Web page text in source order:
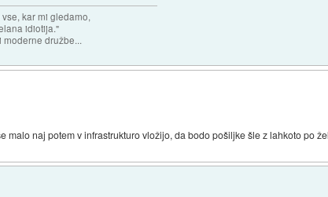
kar mi gledamo,
idiotija."
moderne družbe...
malo naj potem v infrastrukturo vložijo, da bodo pošiljke šle z lahkoto po